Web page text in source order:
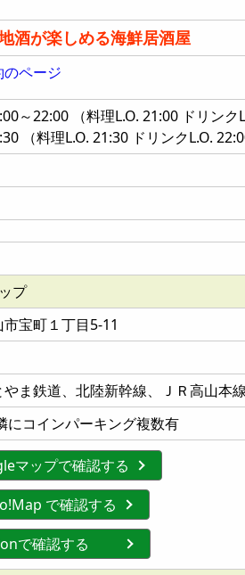
酒が楽しめる海鮮居酒屋
ページ
～22:00 （料理L.O. 21:00 ドリン
（料理L.O. 21:30 ドリンクL.O.
プ
宝町１丁目5-11
やま鉄道、北陸新幹線、ＪＲ高山本
にコインパーキング複数有
マップで確認する
で確認する
で確認する